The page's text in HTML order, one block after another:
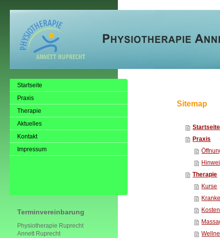
Sitemap
Startseite
Praxis
Therapie
Kurse
Startseite
Praxis
Therapie
Aktuelles
Kontakt
Impressum
Terminvereinbarung
Physiotherapie Ruprecht
Annett Ruprecht